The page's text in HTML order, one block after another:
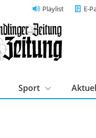
Playlist E-
Sport